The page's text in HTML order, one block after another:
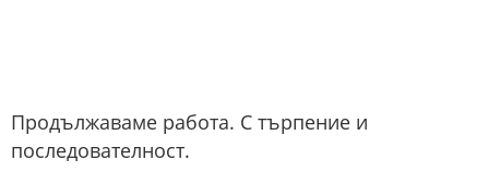
Продължаваме работа. С търпение и
последователност.